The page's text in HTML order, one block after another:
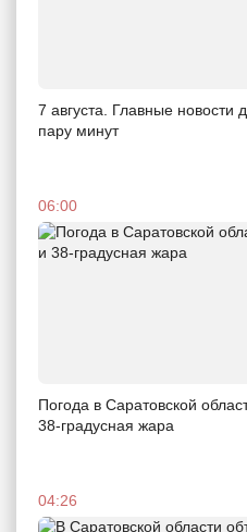
7 августа. Главные новости
пару минут
06:00
Погода в Саратовской
38-градусная жара
04:26